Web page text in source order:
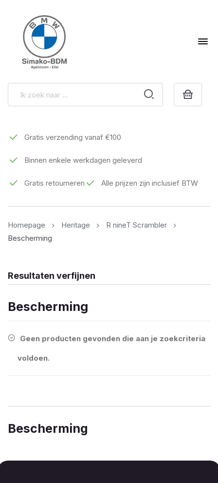
Gratis verzending vanaf €100
Binnen enkele werkdagen geleverd
Gratis retourneren Alle prijzen zijn inclusief BTW
Homepage Heritage
R nineT Scrambler
Bescherming
Bescherming
Geen producten gevonden die aan je zoekcriteria
voldoen.
Resultaten verfijnen
Bescherming